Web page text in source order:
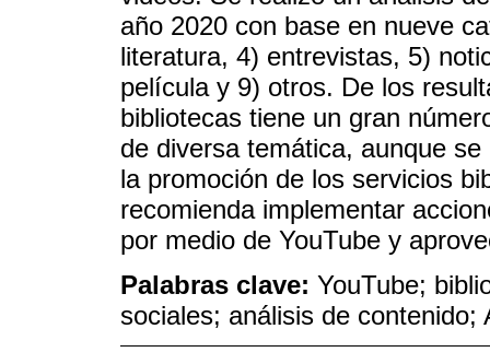
año 2020 con base en nueve
literatura, 4) entrevistas, 5)
película y 9) otros. De los
bibliotecas tiene un gran
de diversa temática, aunque
la promoción de los servicios
recomienda implementar
por medio de YouTube y
Palabras clave: YouTube;
sociales; análisis de contenido;